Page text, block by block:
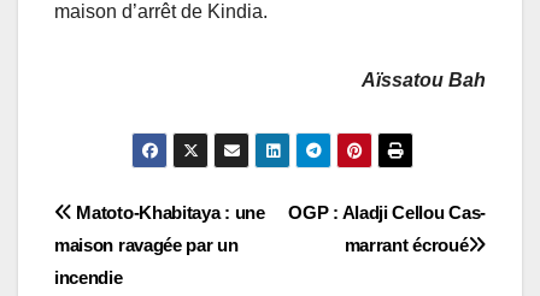
maison d’arrêt de Kindia.
Aïssatou Bah
Navigation
de
OGP : Aladji Cellou Cas-
marrant écroué
Matoto-Khabitaya : une
maison ravagée par un
incendie